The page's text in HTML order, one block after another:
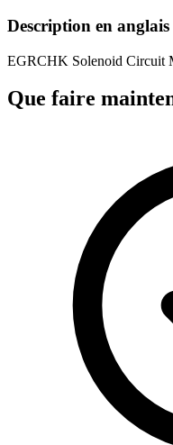
Description en anglais
EGRCHK Solenoid Circuit
Que faire